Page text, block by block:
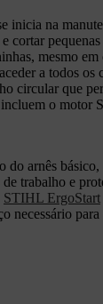
inicia na
cortar pequenas
mesmo em
a todos os
circular que
incluem o motor
do arnês
trabalho e
STIHL ErgoStart
necessário para